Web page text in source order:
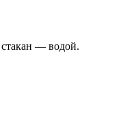
— водой.